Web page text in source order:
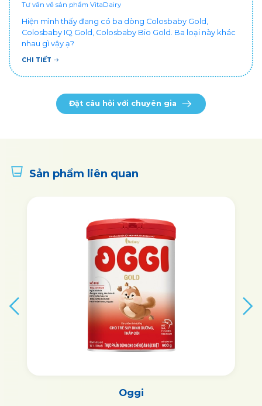
Tư vấn về sản phẩm VitaDairy
Hiện mình thấy đang có ba dòng Colosbaby Gold,
Colosbaby IQ Gold, Colosbaby Bio Gold. Ba loại này khác
nhau gì vậy ạ?
CHI TIẾT
Đặt câu hỏi với chuyên gia
Sản phẩm liên quan
Vitagrow